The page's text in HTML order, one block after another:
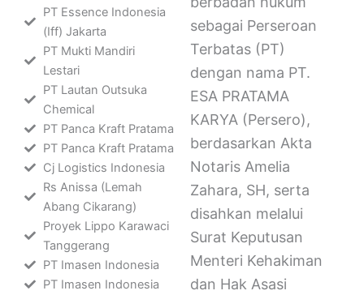
PT Essence Indonesia
(Iff) Jakarta
PT Mukti Mandiri
Lestari
PT Lautan Outsuka
Chemical
PT Panca Kraft Pratama
PT Panca Kraft Pratama
Cj Logistics Indonesia
Rs Anissa (Lemah
Abang Cikarang)
Proyek Lippo Karawaci
Tanggerang
PT Imasen Indonesia
PT Imasen Indonesia
sebagai Perseroan
Terbatas (PT)
dengan nama PT.
ESA PRATAMA
KARYA (Persero),
berdasarkan Akta
Notaris Amelia
Zahara, SH, serta
disahkan melalui
Surat Keputusan
Menteri Kehakiman
dan Hak Asasi